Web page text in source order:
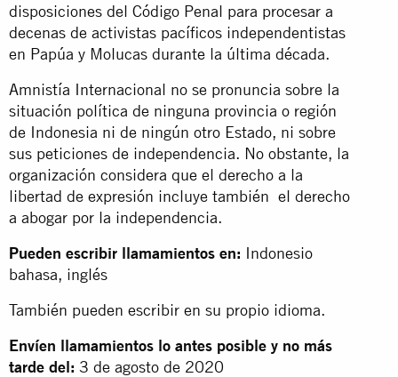
disposiciones del Código Penal para procesar a
decenas de activistas pacíficos independentistas
en Papúa y Molucas durante la última década.
Amnistía Internacional no se pronuncia sobre la
situación política de ninguna provincia o región
de Indonesia ni de ningún otro Estado, ni sobre
sus peticiones de independencia. No obstante, la
organización considera que el derecho a la
libertad de expresión incluye también el derecho
a abogar por la independencia.
Pueden escribir llamamientos en: Indonesio
bahasa, inglés
También pueden escribir en su propio idioma.
Envíen llamamientos lo antes posible y no más
tarde del: 3 de agosto de 2020